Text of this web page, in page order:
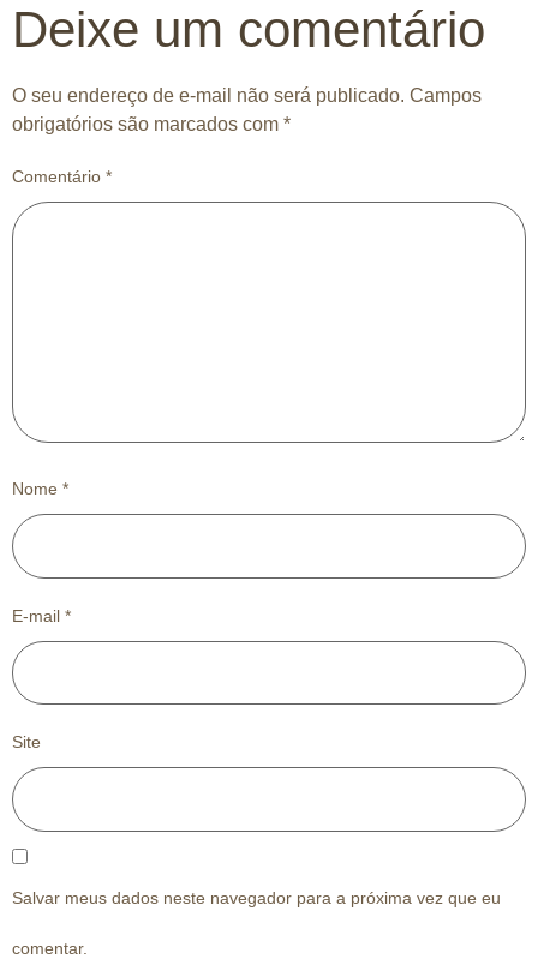
Deixe um comentário
O seu endereço de e-mail não será publicado. Campos
obrigatórios são marcados com *
Comentário *
Nome *
E-mail *
Site
Salvar meus dados neste navegador para a próxima vez que eu
comentar.